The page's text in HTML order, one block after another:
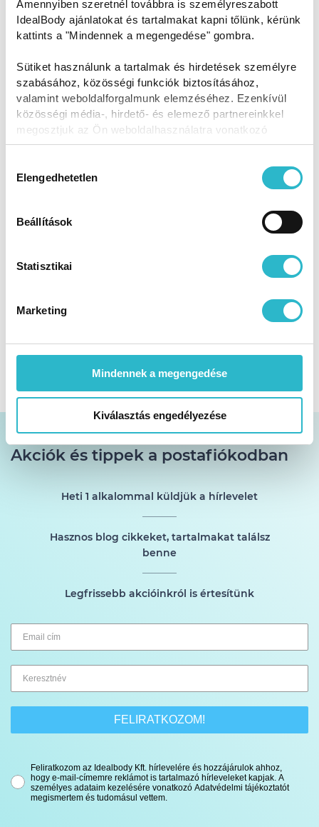
Amennyiben szeretnél továbbra is személyreszabott
IdealBody ajánlatokat és tartalmakat kapni tőlünk, kérünk
kattints a "Mindennek a megengedése" gombra.
Sütiket használunk a tartalmak és hirdetések személyre
szabásához, közösségi funkciók biztosításához,
valamint weboldalforgalmunk elemzéséhez. Ezenkívül
közösségi média-, hirdető- és elemező partnereinkkel
megosztjuk az Ön weboldalhasználatra vonatkozó
adatait, akik kombinálhatják az adatokat más olyan
Ön által használt más szolgáltatásokból gyűjtöttek.
kiválasztása
Elengedhetetlen
Beállítások
Statisztikai
Marketing
Mindennek a megengedése
Kiválasztás engedélyezése
Eredményei számokban:
Comb: 60 cm → 55 cm
Akciók és tippek a postafiókodban
Heti 1 alkalommal küldjük a hírlevelet
Hasznos blog cikkeket, tartalmakat találsz
benne
Legfrissebb akcióinkról is értesítünk
FELIRATKOZOM!
Feliratkozom az Idealbody Kft. hírlevelére és hozzájárulok ahhoz,
hogy e-mail-címemre reklámot is tartalmazó hírleveleket kapjak. A
személyes adataim kezelésére vonatkozó Adatvédelmi tájékoztatót
megismertem és tudomásul vettem.